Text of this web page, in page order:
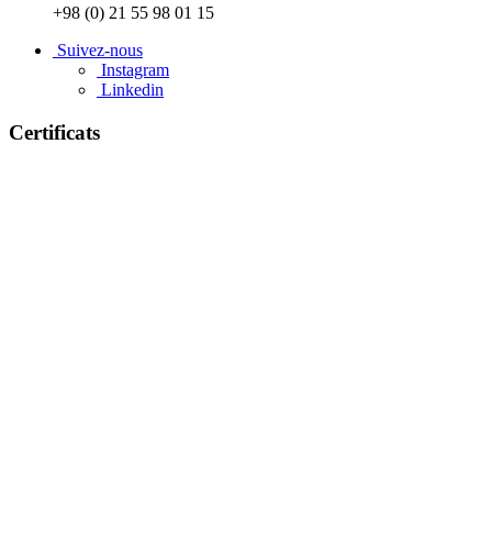
+98 (0) 21 55 98 01 15
Suivez-nous
Instagram
Linkedin
Certificats